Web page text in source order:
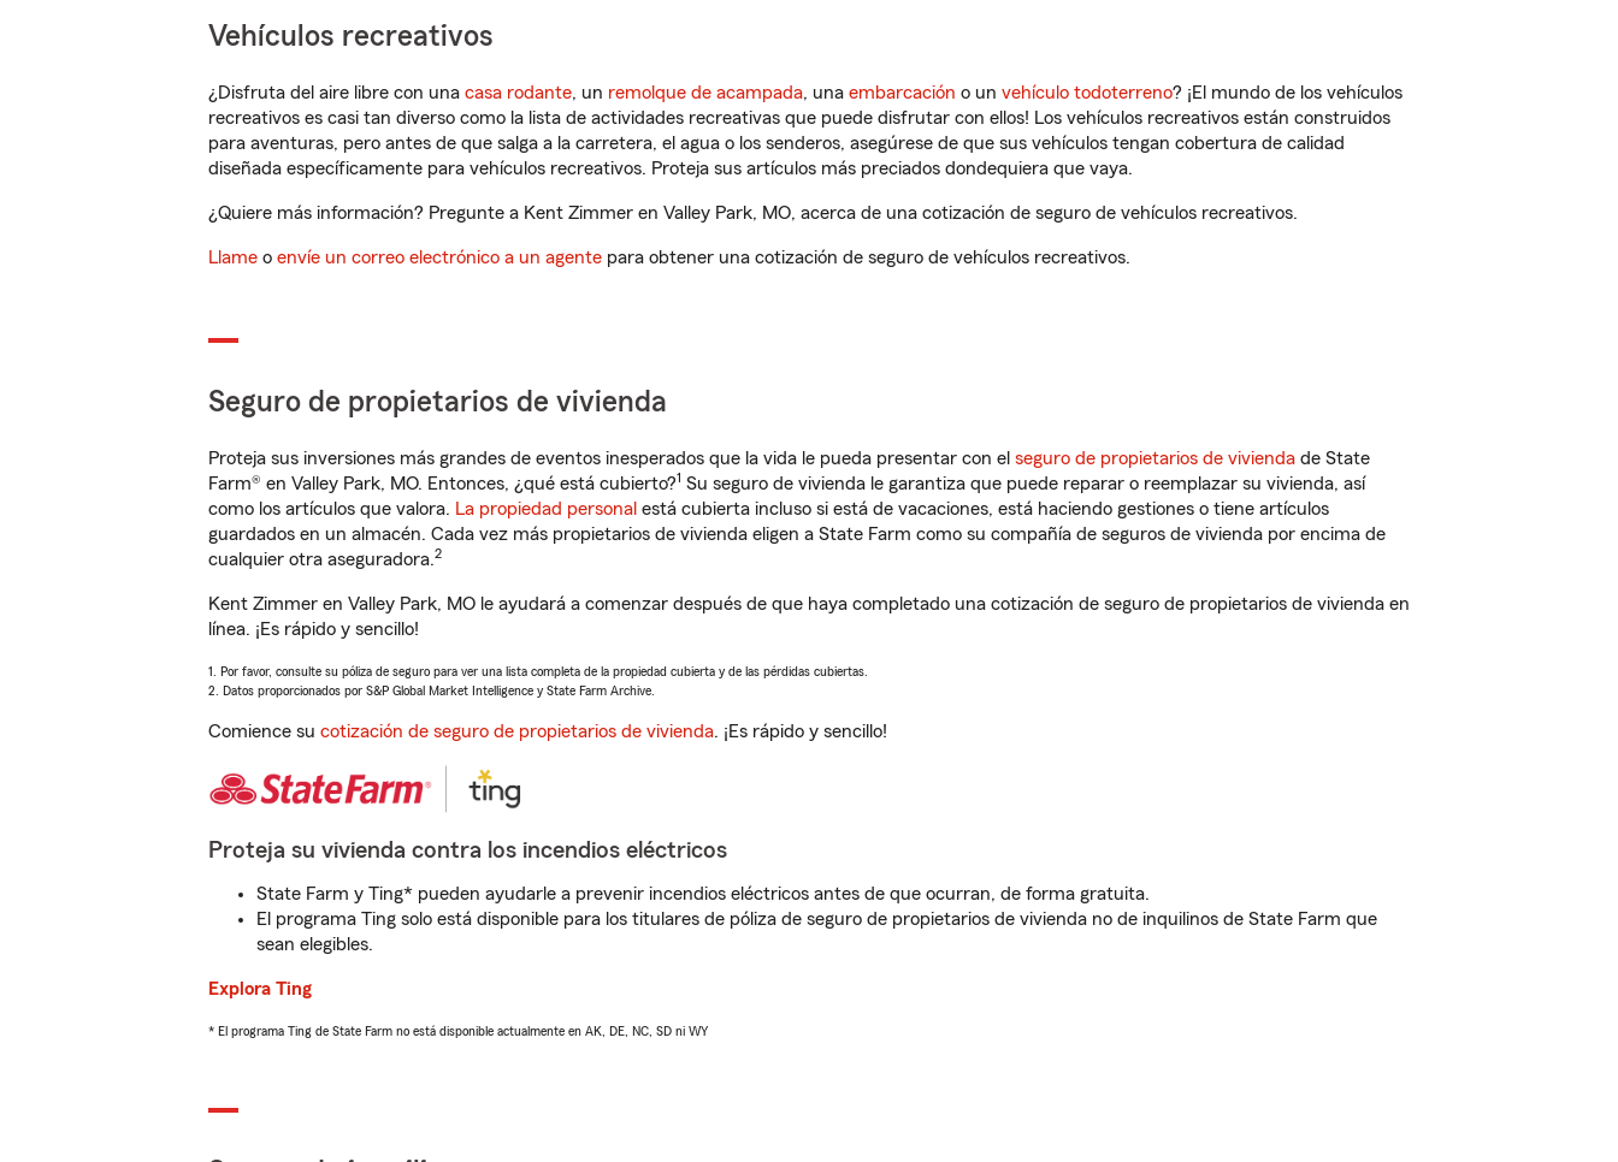
Vehículos recreativos
¿Disfruta del aire libre con una casa rodante, un remolque de acampada, una embarcación o un vehículo todoterreno? ¡El mundo de los vehículos
recreativos es casi tan diverso como la lista de actividades recreativas que puede disfrutar con ellos! Los vehículos recreativos están construidos
para aventuras, pero antes de que salga a la carretera, el agua o los senderos, asegúrese de que sus vehículos tengan cobertura de calidad
diseñada específicamente para vehículos recreativos. Proteja sus artículos más preciados dondequiera que vaya.
¿Quiere más información? Pregunte a Kent Zimmer en Valley Park, MO, acerca de una cotización de seguro de vehículos recreativos.
Llame o envíe un correo electrónico a un agente para obtener una cotización de seguro de vehículos recreativos.
Seguro de propietarios de vivienda
Proteja sus inversiones más grandes de eventos inesperados que la vida le pueda presentar con el seguro de propietarios de vivienda de State
Farm® en Valley Park, MO. Entonces, ¿qué está cubierto?1 Su seguro de vivienda le garantiza que puede reparar o reemplazar su vivienda, así
como los artículos que valora. La propiedad personal está cubierta incluso si está de vacaciones, está haciendo gestiones o tiene artículos
guardados en un almacén. Cada vez más propietarios de vivienda eligen a State Farm como su compañía de seguros de vivienda por encima de
cualquier otra aseguradora.2
Kent Zimmer en Valley Park, MO le ayudará a comenzar después de que haya completado una cotización de seguro de propietarios de vivienda en
línea. ¡Es rápido y sencillo!
1. Por favor, consulte su póliza de seguro para ver una lista completa de la propiedad cubierta y de las pérdidas cubiertas.
2. Datos proporcionados por S&P Global Market Intelligence y State Farm Archive.
Comience su cotización de seguro de propietarios de vivienda. ¡Es rápido y sencillo!
Proteja su vivienda contra los incendios eléctricos
State Farm y Ting* pueden ayudarle a prevenir incendios eléctricos antes de que ocurran, de forma gratuita.
El programa Ting solo está disponible para los titulares de póliza de seguro de propietarios de vivienda no de inquilinos de State Farm que
sean elegibles.
Explora Ting
* El programa Ting de State Farm no está disponible actualmente en AK, DE, NC, SD ni WY